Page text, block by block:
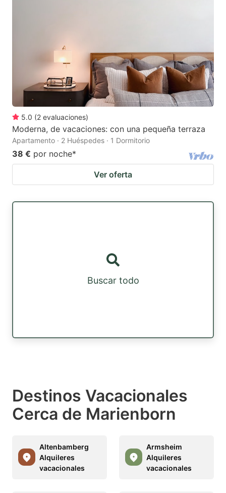
5.0 (2 evaluaciones)
Moderna, de vacaciones: con una pequeña terraza
Apartamento · 2 Huéspedes · 1 Dormitorio
38 € por noche*
Ver oferta
Buscar todo
Destinos Vacacionales
Cerca de Marienborn
Altenbamberg
Alquileres
vacacionales
Armsheim
Alquileres
vacacionales